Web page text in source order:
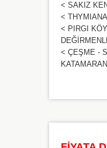
< SAKIZ
<
< PIRGI
< ÇEŞME -